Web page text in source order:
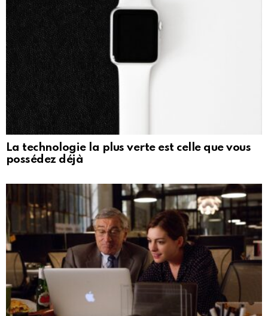
La technologie la plus verte est celle que vous
possédez déjà